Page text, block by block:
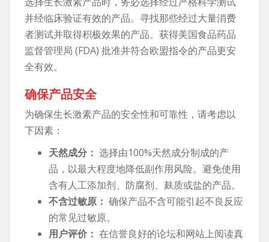
并经临床验证有效的产品。寻找那些经过大量消费
者测试并取得积极效果的产品。获得美国食品药品
监督管理局 (FDA) 批准并符合欧盟指令的产品更安
全有效。
确保产品安全
为确保生长激素产品的安全性和可靠性，请考虑以
下因素：
天然成分： 选择由100%天然成分制成的产
品，以最大程度地降低副作用风险。避免使用
含有人工添加剂、防腐剂、麸质或盐的产品。
不含过敏原： 确保产品不含可能引起不良反应
的常见过敏原。
用户评价： 在信誉良好的论坛和网站上阅读真